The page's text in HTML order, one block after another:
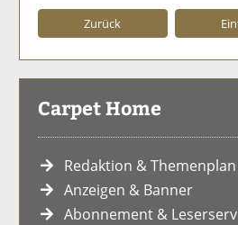
Zurück
Carpet Home
Redaktion & Themenplan
Anzeigen & Banner
Abonnement &